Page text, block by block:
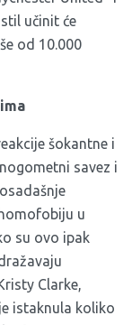
učinit će
od 10.000
šokantne i
savez i
u
su ovo ipak
Clarke,
istaknula koliko